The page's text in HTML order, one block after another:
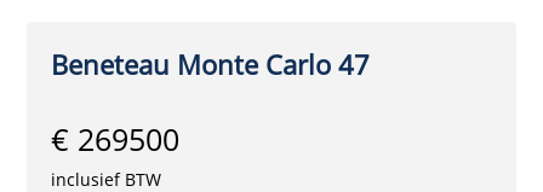
Beneteau Monte Carlo 47
€ 269500
inclusief BTW